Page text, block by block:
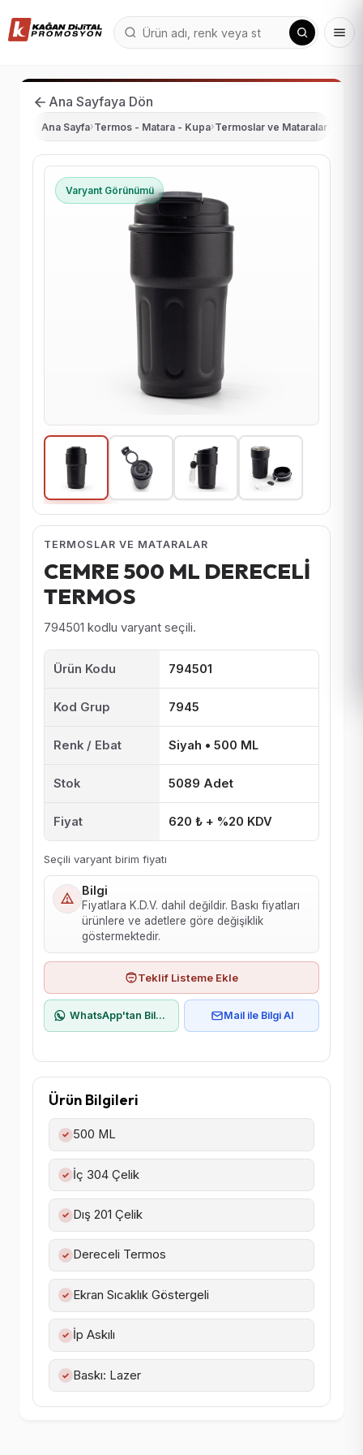
Ana Sayfaya Dön
Ana Sayfa›Termos - Matara - Kupa›Termoslar ve Mataralar
Varyant Görünümü
TERMOSLAR VE MATARALAR
CEMRE 500 ML DERECELİ
TERMOS
794501 kodlu varyant seçili.
Ürün Kodu 794501
Kod Grup 7945
Renk / Ebat Siyah • 500 ML
Stok 5089 Adet
Fiyat 620 ₺ + %20 KDV
Seçili varyant birim fiyatı
Bilgi
Fiyatlara K.D.V. dahil değildir. Baskı fiyatları
ürünlere ve adetlere göre değişiklik
göstermektedir.
Teklif Listeme Ekle
WhatsApp'tan Bilgi Al Mail ile Bilgi Al
Ürün Bilgileri
✓ 500 ML
✓ İç 304 Çelik
✓ Dış 201 Çelik
✓ Dereceli Termos
✓ Ekran Sıcaklık Göstergeli
✓ İp Askılı
✓ Baskı: Lazer